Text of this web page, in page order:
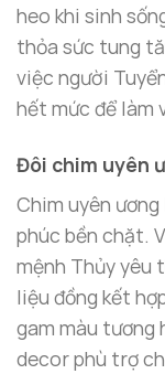
heo khi sinh
thỏa sức tung
việc người
hết mức để làm
Đôi chim uyên
Chim uyên
phúc bền chặt.
mệnh Thủy
liệu đồng kết
gam màu tương
decor phù trợ